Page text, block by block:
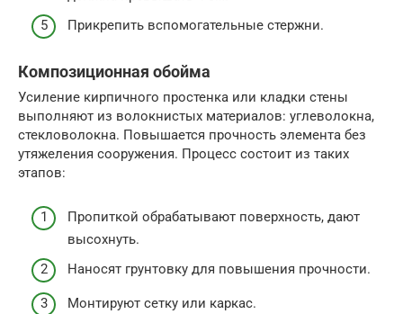
Прикрепить вспомогательные стержни.
Композиционная обойма
Усиление кирпичного простенка или кладки стены
выполняют из волокнистых материалов: углеволокна,
стекловолокна. Повышается прочность элемента без
утяжеления сооружения. Процесс состоит из таких
этапов:
Пропиткой обрабатывают поверхность, дают
высохнуть.
Наносят грунтовку для повышения прочности.
Монтируют сетку или каркас.